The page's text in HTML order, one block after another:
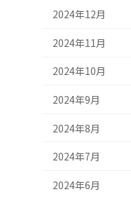
2024年12月
2024年11月
2024年10月
2024年9月
2024年8月
2024年7月
2024年6月